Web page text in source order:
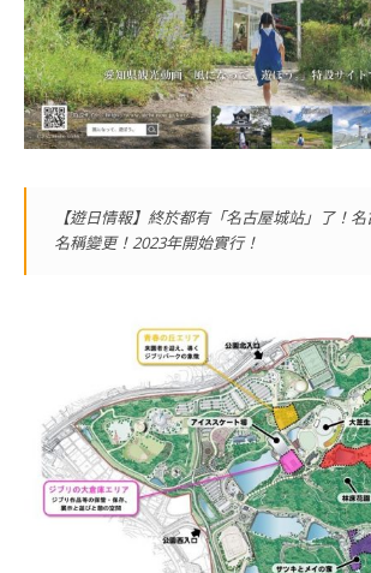
【遊日情報】終於都有「名古屋城站」了！
名稱變更！2023年開始實行！